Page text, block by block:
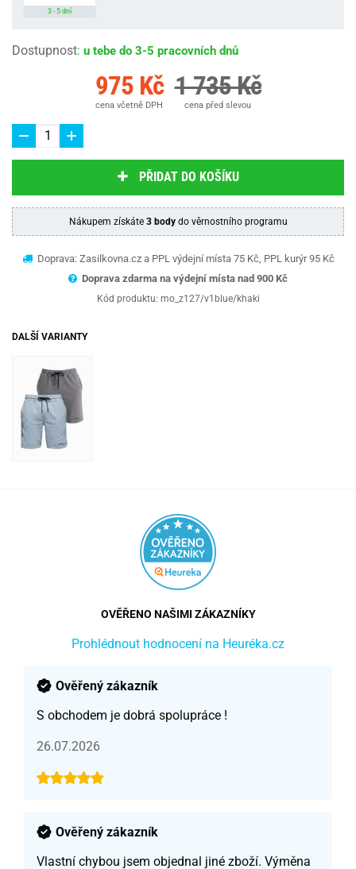
3 - 5 dní
Dostupnost: u tebe do 3-5 pracovních dnů
975 Kč
cena včetně DPH
1 735 Kč
cena před slevou
PŘIDAT DO KOŠÍKU
Nákupem získáte 3 bodydo věrnostního programu
Doprava: Zasilkovna.cz a PPL výdejní místa 75 Kč, PPL kurýr 95 Kč
Doprava zdarma na výdejní místa nad 900 Kč
Kód produktu: mo_z127/v1blue/khaki
DALŠÍ VARIANTY
OVĚŘENO NAŠIMI ZÁKAZNÍKY
Prohlédnout hodnocení na Heuréka.cz
Ověřený zákazník
S obchodem je dobrá spolupráce !
26.07.2026
Ověřený zákazník
Vlastní chybou jsem objednal jiné zboží. Výměna